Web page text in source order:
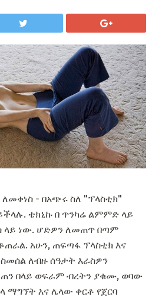
- በአጭሩ ስለ "ፕላስቲክ"
ቴክኒኩ በ ጥንካሬ ልምምድ ላይ
ላይ ነው. ሆድዎን ለመጠጥ በጣም
አሁን, ጠፍጣፋ ፕላስቲክ እና
ለብዙ ሰዓታት እራስዎን
በላይ ወፍራም ብረትን ያቁሙ, ወባው
ማግኘት እና ሌላው ቀርቶ የጀርባ